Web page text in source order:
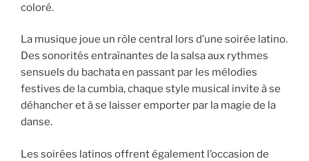
coloré.
La musique joue un rôle central lors d’une soirée latino.
Des sonorités entraînantes de la salsa aux rythmes
sensuels du bachata en passant par les mélodies
festives de la cumbia, chaque style musical invite à se
déhancher et à se laisser emporter par la magie de la
danse.
Les soirées latinos offrent également l’occasion de